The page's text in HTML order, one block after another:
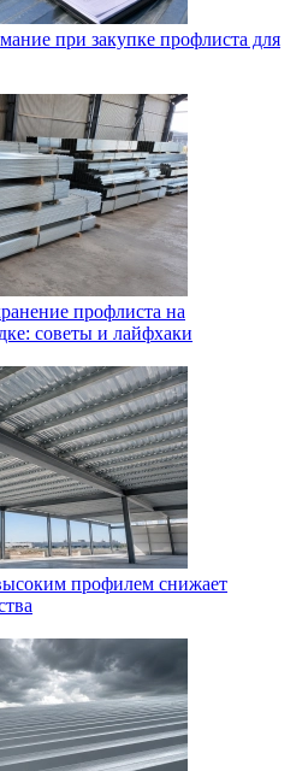
при закупке профлиста для
профлиста на
советы и лайфхаки
профилем снижает